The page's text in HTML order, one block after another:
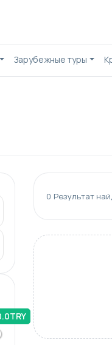
Зарубежные туры
0 Результат